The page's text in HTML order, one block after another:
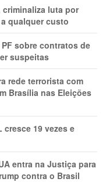
criminaliza luta por
qualquer custo
sobre contratos de
suspeitas
rede terrorista com
Brasília nas Eleições
19 vezes e
entra na Justiça para
contra o Brasil